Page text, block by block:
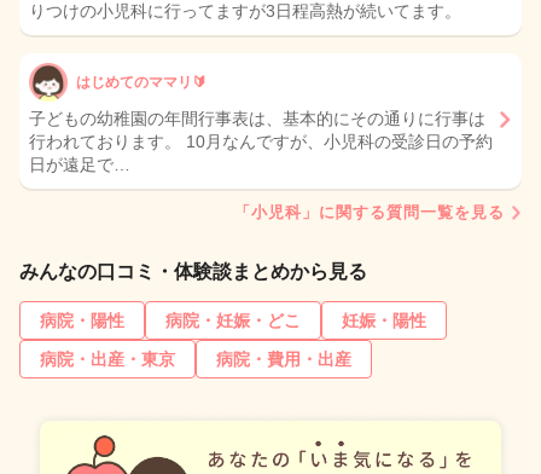
りつけの小児科に行ってますが3日程高熱が続いてます。
はじめてのママリ🔰
子どもの幼稚園の年間行事表は、基本的にその通りに行事は
行われております。 10月なんですが、小児科の受診日の予約
日が遠足で…
「小児科」に関する質問一覧を見る
みんなの口コミ・体験談まとめから見る
病院・陽性 病院・妊娠・どこ
妊娠・陽性
病院・出産・東京
病院・費用・出産